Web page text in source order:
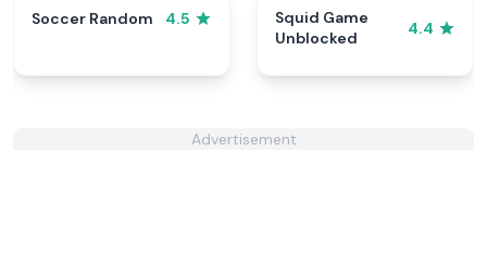
Soccer Random 4.5
Squid Game
Unblocked
4.4
Advertisement